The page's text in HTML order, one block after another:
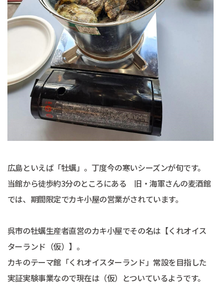
広島といえば「牡蠣」。丁度今の寒いシーズンが旬です。
当館から徒歩約3分のところにある 旧・海軍さんの麦酒館
では、期間限定でカキ小屋の営業がされています。
呉市の牡蠣生産者直営のカキ小屋でその名は【くれオイス
ターランド（仮）】。
カキのテーマ館「くれオイスターランド」常設を目指した
実証実験事業なので現在は（仮）とついているようです。